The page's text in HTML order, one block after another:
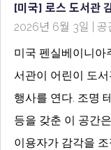
[미국] 로스 도서관
2026년 6월 3일
공
미국 펜실베이니아
서관이 어린이 도
행사를 연다. 조명
등을 갖춘 이 공간
이용자가 감각을